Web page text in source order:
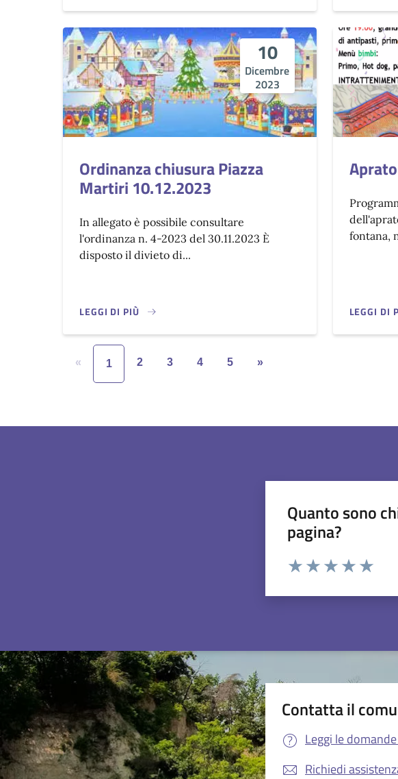
10
Dicembre
2023
Ordinanza chiusura Piazza
Martiri 10.12.2023
In allegato è possibile consultare
l'ordinanza n. 4-2023 del 30.11.2023 È
disposto il divieto di...
LEGGI DI PIÙ
fontana,
LEGGI DI
« 1 2 3 4 5 »
Quanto sono
pagina?
Valuta da 1 a 5 stelle la
Contatta il
Leggi le
Richiedi